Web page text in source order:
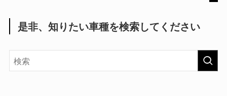
是非、知りたい車種を検索してください